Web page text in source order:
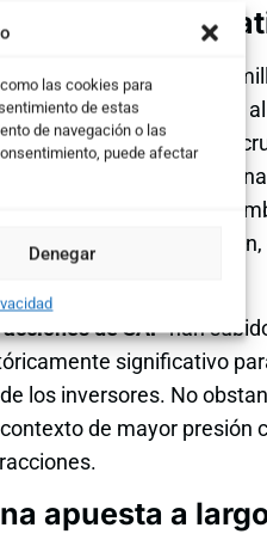
las cookies para
de estas
de navegación o las
puede afectar
Denegar
pero con
alcanzando los 8.000
para mantenerse
iniciales, es
lo que confirma
creciente del cloud
Microsoft o Amazon,
acciones de SAPhan
significativo
los inversores. No
de mayor presión
apuesta a